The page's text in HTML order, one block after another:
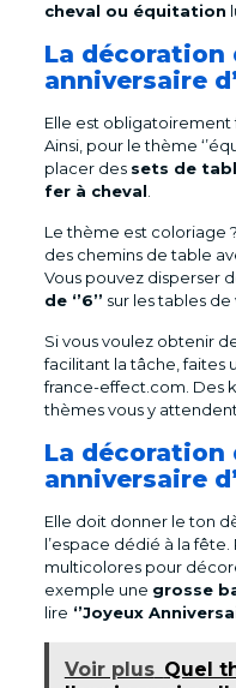
cheval ou équitation
La décoration
anniversaire
Elle est
Ainsi, pour le thème
placer des sets de
fer à cheval.
Le thème est coloriage
des chemins de table
Vous pouvez disperser
de ‘’6’’ sur les tables de
Si vous voulez obtenir
facilitant la tâche, faites
france-effect.com. Des
thèmes vous y
La décoration
anniversaire
Elle doit donner le ton
l’espace dédié à la
multicolores pour
exemple une grosse
lire ‘’Joyeux
Voir plus Quel